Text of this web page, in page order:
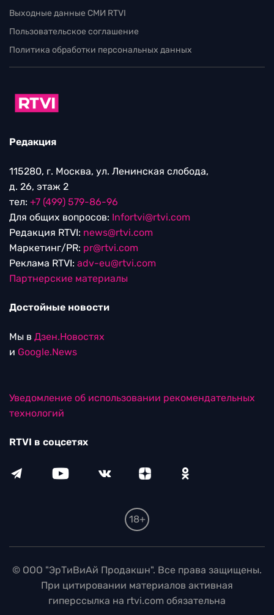
Выходные данные СМИ RTVI
Пользовательское соглашение
Политика обработки персональных данных
Редакция
115280, г. Москва, ул. Ленинская слобода,
д. 26, этаж 2
тел: +7 (499) 579-86-96
Для общих вопросов: Infortvi@rtvi.com
Редакция RTVI: news@rtvi.com
Маркетинг/PR: pr@rtvi.com
Реклама RTVI: adv-eu@rtvi.com
Партнерские материалы
Достойные новости
Мы в Дзен.Новостях
и Google.News
Уведомление об использовании рекомендательных
технологий
RTVI в соцсетях
18+
© ООО "ЭрТиВиАй Продакшн". Все права защищены.
При цитировании материалов активная
гиперссылка на rtvi.com обязательна